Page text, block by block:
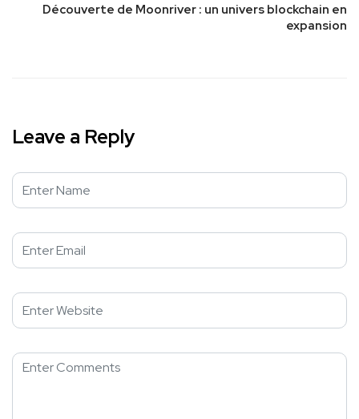
Découverte de Moonriver : un univers blockchain en
expansion
Leave a Reply